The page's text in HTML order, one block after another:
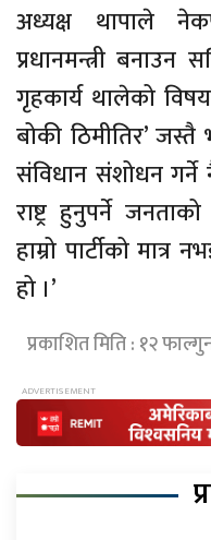
अध्यक्ष थापाले
प्रधानमन्त्री
गृहकार्य थालेको
बोकी ठिमीतिर’
संविधान संशोधन
राष्ट्र हुनुपर्ने
हाम्रो पार्टीको
हो ।’
प्रकाशित मिति : १२